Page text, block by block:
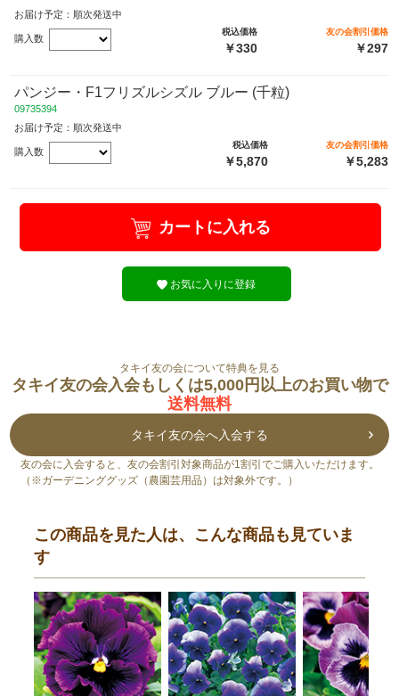
お届け予定：順次発送中
購入数
税込価格
￥330
友の会割引価格
￥297
パンジー・F1フリズルシズル ブルー (千粒)
09735394
お届け予定：順次発送中
購入数
税込価格
￥5,870
友の会割引価格
￥5,283
カートに入れる
お気に入りに登録
タキイ友の会について特典を見る
タキイ友の会入会もしくは5,000円以上のお買い物で
送料無料
タキイ友の会へ入会する
友の会に入会すると、友の会割引対象商品が1割引でご購入いただけます。
（※ガーデニンググッズ（農園芸用品）は対象外です。）
この商品を見た人は、こんな商品も見ていま
す